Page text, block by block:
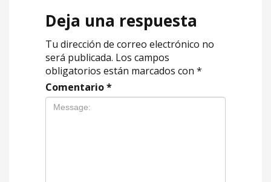
Deja una respuesta
Tu dirección de correo electrónico no
será publicada. Los campos
obligatorios están marcados con *
Comentario*